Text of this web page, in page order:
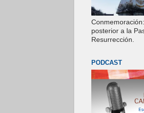
posterior a la
Resurrección.
PODCAST